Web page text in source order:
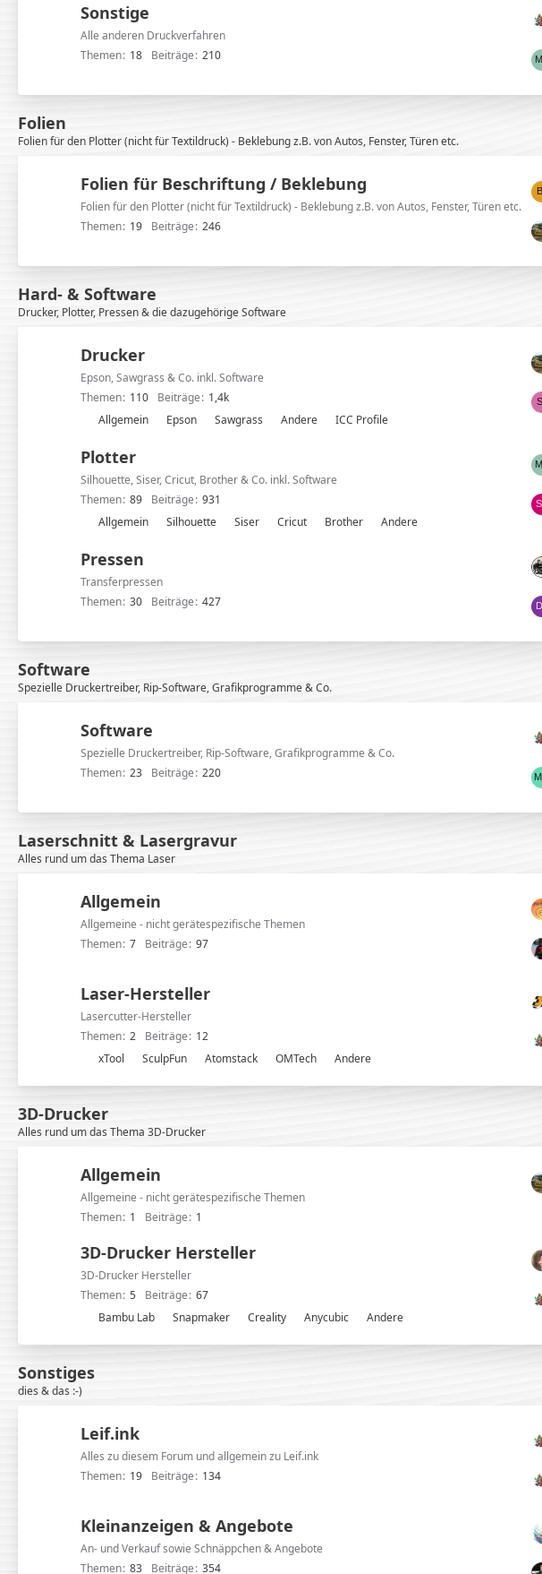
r
ä
g
e
e
t
e
Sonstige
Alle anderen Druckverfahren
Themen 18 Beiträge 210
L
t
z
t
t
ä
e
Folien
Folien für den Plotter (nicht für Textildruck) - Beklebung z.B. von Autos, Fenster, Türen etc.
Folien für Beschriftung / Beklebung
Folien für den Plotter (nicht für Textildruck) - Beklebung z.B. von Autos, Fenster, Türen etc.
Themen 19 Beiträge 246
L
e
t
z
t
t
ä
Hard- & Software
Drucker, Plotter, Pressen & die dazugehörige Software
Drucker
Epson, Sawgrass & Co. inkl. Software
Themen 110 Beiträge 1,4k
L
e
t
z
e
B
e
i
ä
g
e
t
e
r
r
e
n
Allgemein Epson Sawgrass Andere ICC Profile
Plotter
Silhouette, Siser, Cricut, Brother & Co. inkl. Software
Themen 89 Beiträge 931
L
e
t
z
e
B
e
i
t
e
r
o
e
Allgemein Silhouette Siser Cricut Brother Andere
Pressen
Transferpressen
Themen 30 Beiträge 427
L
e
t
z
t
t
ä
e
Software
Spezielle Druckertreiber, Rip-Software, Grafikprogramme & Co.
Software
Spezielle Druckertreiber, Rip-Software, Grafikprogramme & Co.
Themen 23 Beiträge 220
L
t
z
t
t
ä
Laserschnitt & Lasergravur
Alles rund um das Thema Laser
Allgemein
Allgemeine - nicht gerätespezifische Themen
Themen 7 Beiträge 97
L
e
t
z
e
e
Laser-Hersteller
Lasercutter-Hersteller
Themen 2 Beiträge 12
L
e
t
t
r
e
e
r
o
r
e
xTool SculpFun Atomstack OMTech Andere
3D-Drucker
Alles rund um das Thema 3D-Drucker
Allgemein
Allgemeine - nicht gerätespezifische Themen
Themen 1 Beiträge 1
L
e
t
e
B
e
3D-Drucker Hersteller
3D-Drucker Hersteller
Themen 5 Beiträge 67
L
e
t
r
ä
g
e
r
o
r
e
Bambu Lab Snapmaker Creality Anycubic Andere
Sonstiges
dies & das :-)
Leif.ink
Alles zu diesem Forum und allgemein zu Leif.ink
Themen 19 Beiträge 134
L
t
e
Kleinanzeigen & Angebote
An- und Verkauf sowie Schnäppchen & Angebote
Themen 83 Beiträge 354
L
e
t